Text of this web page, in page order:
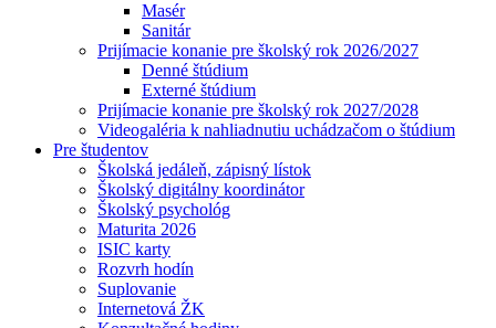
Masér
Sanitár
Prijímacie konanie pre školský rok 2026/2027
Denné štúdium
Externé štúdium
Prijímacie konanie pre školský rok 2027/2028
Videogaléria k nahliadnutiu uchádzačom o štúdium
Pre študentov
Školská jedáleň, zápisný lístok
Školský digitálny koordinátor
Školský psychológ
Maturita 2026
ISIC karty
Rozvrh hodín
Suplovanie
Internetová ŽK